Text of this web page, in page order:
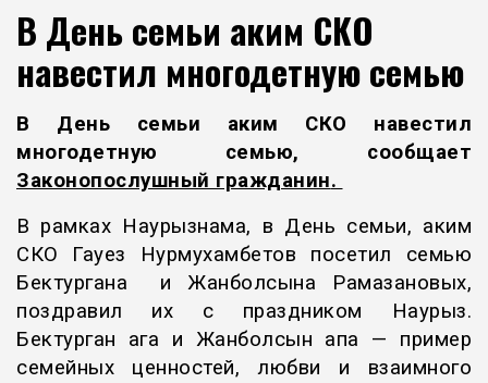
В День семьи аким СКО
навестил многодетную семью
В День семьи аким СКО навестил
многодетную семью, сообщает
Законопослушный гражданин.
В рамках Наурызнама, в День семьи, аким
СКО Гауез Нурмухамбетов посетил семью
Бектургана и Жанболсына Рамазановых,
поздравил их с праздником Наурыз.
Бектурган ага и Жанболсын апа — пример
семейных ценностей, любви и взаимного